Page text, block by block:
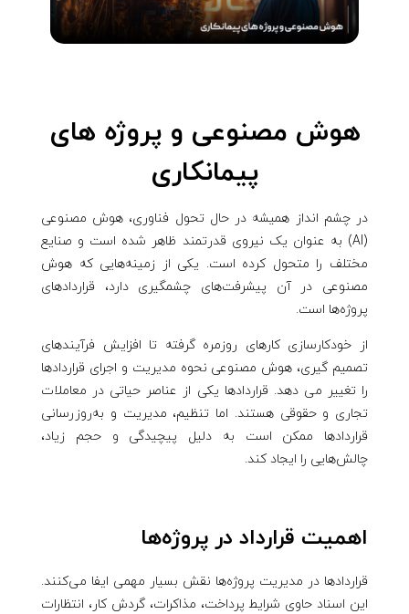
هوش مصنوعی و پروژه های
پیمانکاری
در چشم انداز همیشه در حال تحول فناوری، هوش مصنوعی
(AI) به عنوان یک نیروی قدرتمند ظاهر شده است و صنایع
مختلف را متحول کرده است. یکی از زمینه‌هایی که هوش
مصنوعی در آن پیشرفت‌های چشمگیری دارد، قراردادهای
پروژه‌ها است.
از خودکارسازی کارهای روزمره گرفته تا افزایش فرآیندهای
تصمیم گیری، هوش مصنوعی نحوه مدیریت و اجرای قراردادها
را تغییر می دهد. قرارداد‌ها یکی از عناصر حیاتی در معاملات
تجاری و حقوقی هستند. اما تنظیم، مدیریت و به‌روزرسانی
قرارداد‌ها ممکن است به دلیل پیچیدگی و حجم زیاد،
چالش‌هایی را ایجاد کند.
اهمیت قرارداد در پروژه‌ها
قراردادها در مدیریت پروژه‌ها نقش بسیار مهمی ایفا می‌کنند.
این اسناد حاوی شرایط پرداخت، مذاکرات، گردش کار، انتظارات